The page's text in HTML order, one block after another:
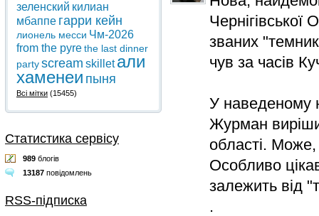
званих
чув за часів
У наведеному
Журман
області.
Особливо
залежить від
.
зеленский килиан
мбаппе гарри кейн
лионель месси Чм-2026
from the pyrethe last dinner
partyscream skillet али
хаменеи пыня
Всі мітки (15455)
Статистика сервісу
989 блогів
13187 повідомлень
RSS-підписка